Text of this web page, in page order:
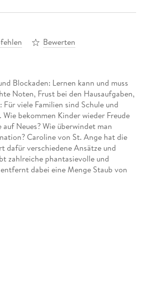
Bewerten
Blockaden: Lernen kann und muss
Noten, Frust bei den Hausaufgaben,
viele Familien sind Schule und
Wie bekommen Kinder wieder Freude
Neues? Wie überwindet man
Caroline von St. Ange hat die
dafür verschiedene Ansätze und
zahlreiche phantasievolle und
dabei eine Menge Staub von
des Fortschritts, nicht im Hinblick